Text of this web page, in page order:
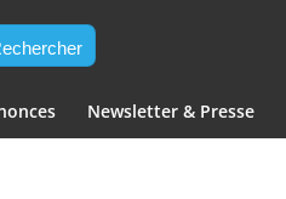
Newsletter & Presse